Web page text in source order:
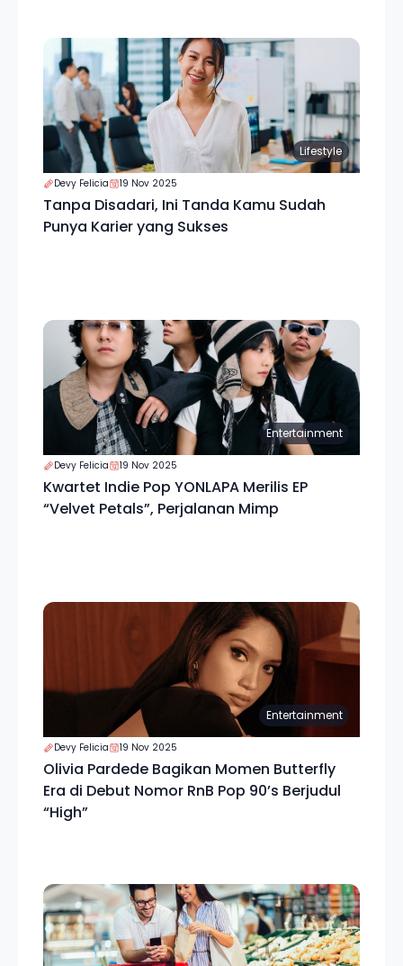
Lifestyle
Devy Felicia 19 Nov 2025
Tanpa Disadari, Ini Tanda Kamu Sudah
Punya Karier yang Sukses
Entertainment
Devy Felicia 19 Nov 2025
Kwartet Indie Pop YONLAPA Merilis EP
“Velvet Petals”, Perjalanan Mimp
Entertainment
Devy Felicia 19 Nov 2025
Olivia Pardede Bagikan Momen Butterfly
Era di Debut Nomor RnB Pop 90’s Berjudul
“High”